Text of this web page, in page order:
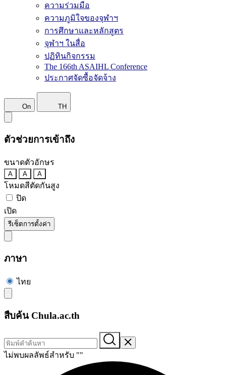
ความร่วมมือ
ความภูมิใจของจุฬาฯ
การศึกษาและหลักสูตร
จุฬาฯ ในสื่อ
ปฏิทินกิจกรรม
The 166th ASAIHL Conference
ประกาศจัดซื้อจัดจ้าง
On TH
ตัวช่วยการเข้าถึง
ขนาดตัวอักษร
A A A
โหมดสีตัดกันสูง
ปิด
เปิด
รีเซ็ตการตั้งค่า
ภาษา
ไทย
สืบค้น Chula.ac.th
ไม่พบผลลัพธ์สำหรับ ""